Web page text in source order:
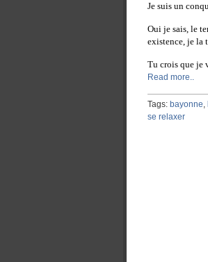
Je suis un
Oui je sais, le
existence, je la
Tu crois que je
Read more..
Tags: bayonne,
se relaxer